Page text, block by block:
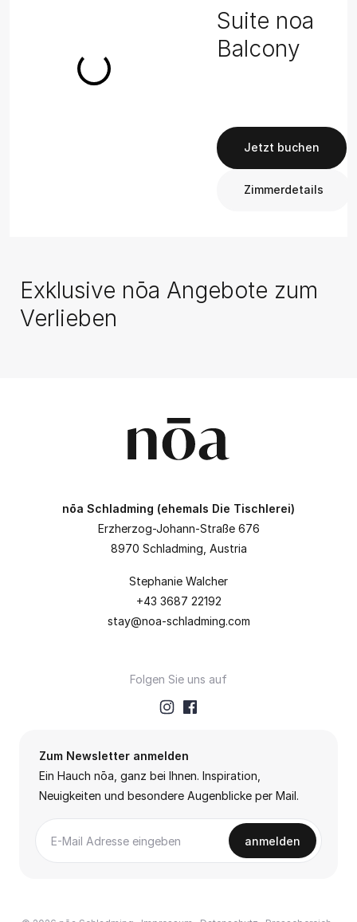
Suite noa
Balcony
Jetzt buchen
Zimmerdetails
Exklusive nōa Angebote zum
Verlieben
nōa Sommer Special
nōa Schladming (ehemals Die Tischlerei)
Erzherzog-Johann-Straße 676
8970 Schladming, Austria
Stephanie Walcher
+43 3687 22192
stay@noa-schladming.com
Folgen Sie uns auf
Zum Newsletter anmelden
Ein Hauch nōa, ganz bei Ihnen. Inspiration,
Neuigkeiten und besondere Augenblicke per Mail.
anmelden